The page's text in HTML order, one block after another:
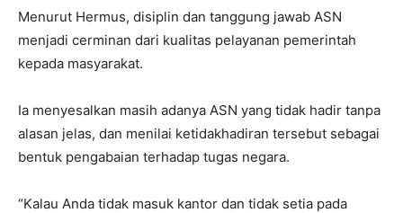
Menurut Hermus, disiplin dan tanggung jawab ASN
menjadi cerminan dari kualitas pelayanan pemerintah
kepada masyarakat.
Ia menyesalkan masih adanya ASN yang tidak hadir tanpa
alasan jelas, dan menilai ketidakhadiran tersebut sebagai
bentuk pengabaian terhadap tugas negara.
“Kalau Anda tidak masuk kantor dan tidak setia pada